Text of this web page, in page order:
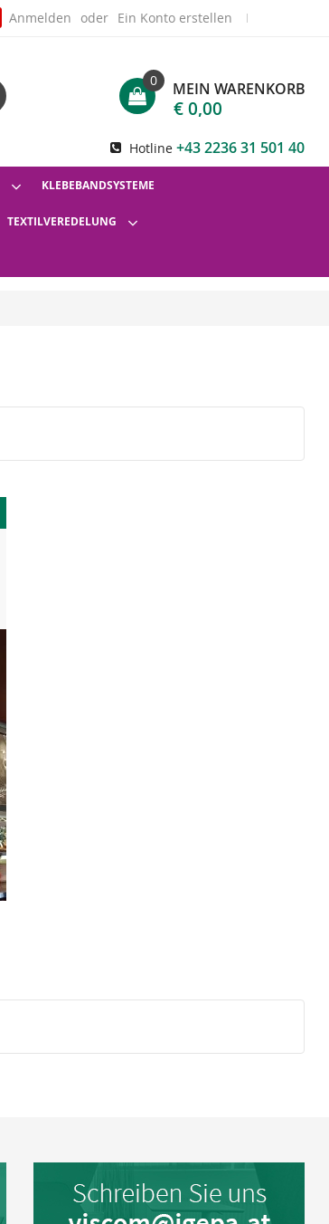
Anmelden Ein Konto erstellen
MEIN WARENKORB
0
€ 0,00
Hotline +43 2236 31 501 40
KLEBEBANDSYSTEME
TEXTILVEREDELUNG